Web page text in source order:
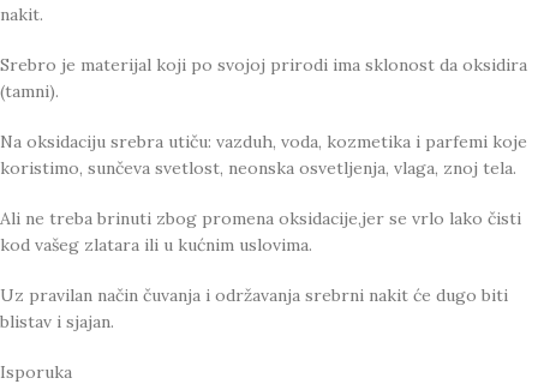
nakit.
Srebro je materijal koji po svojoj prirodi ima sklonost da oksidira
(tamni).
Na oksidaciju srebra utiču: vazduh, voda, kozmetika i parfemi koje
koristimo, sunčeva svetlost, neonska osvetljenja, vlaga, znoj tela.
Ali ne treba brinuti zbog promena oksidacije,jer se vrlo lako čisti
kod vašeg zlatara ili u kućnim uslovima.
Uz pravilan način čuvanja i održavanja srebrni nakit će dugo biti
blistav i sjajan.
Isporuka